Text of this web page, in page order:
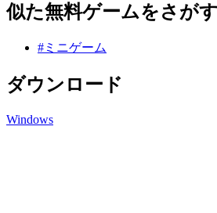
似た無料ゲームをさがす
#ミニゲーム
ダウンロード
Windows